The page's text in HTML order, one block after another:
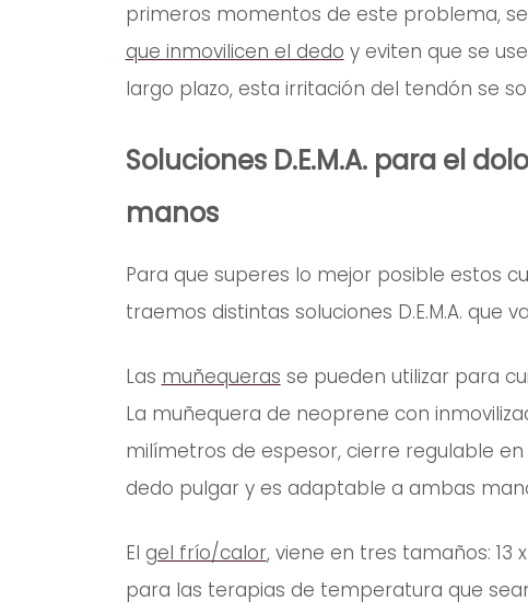
primeros momentos de este problema,
que inmovilicen el dedo y eviten que se
largo plazo, esta irritación del tendón se
Soluciones D.E.M.A. para el
manos
Para que superes lo mejor posible estos
traemos distintas soluciones D.E.M.A. que
Las muñequeras se pueden utilizar para
La muñequera de neoprene con
milímetros de espesor, cierre regulable
dedo pulgar y es adaptable a ambas
El gel frío/calor, viene en tres tamaños: 13
para las terapias de temperatura que